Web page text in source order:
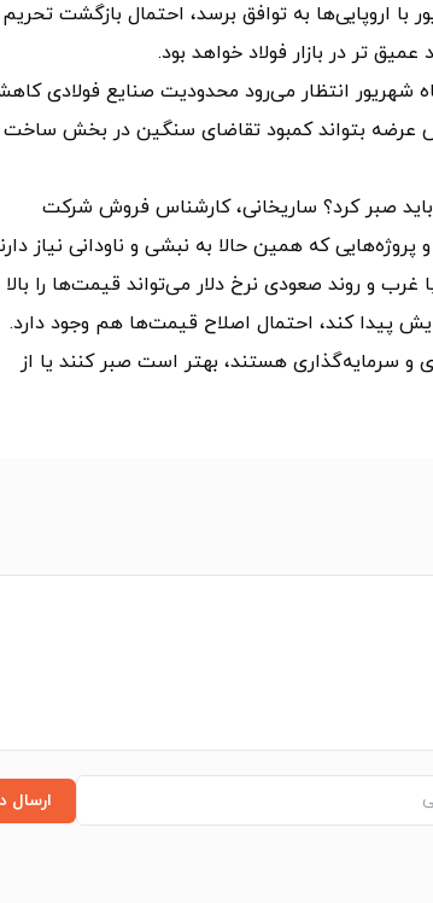
با اروپایی‌ها به توافق برسد، احتمال بازگشت تحریم
تر در بازار فولاد خواهد بود.
شهریور انتظار می‌رود محدودیت صنایع فولادی
عرضه بتواند کمبود تقاضای سنگین در بخش
صبر کرد؟ ساریخانی، کارشناس فروش شرکت
پروژه‌هایی که همین حالا به نبشی و ناودانی نیاز
و روند صعودی نرخ دلار می‌تواند قیمت‌ها را بالا
پیدا کند، احتمال اصلاح قیمت‌ها هم وجود دارد.
و سرمایه‌گذاری هستند، بهتر است صبر کنند یا از
ارسال